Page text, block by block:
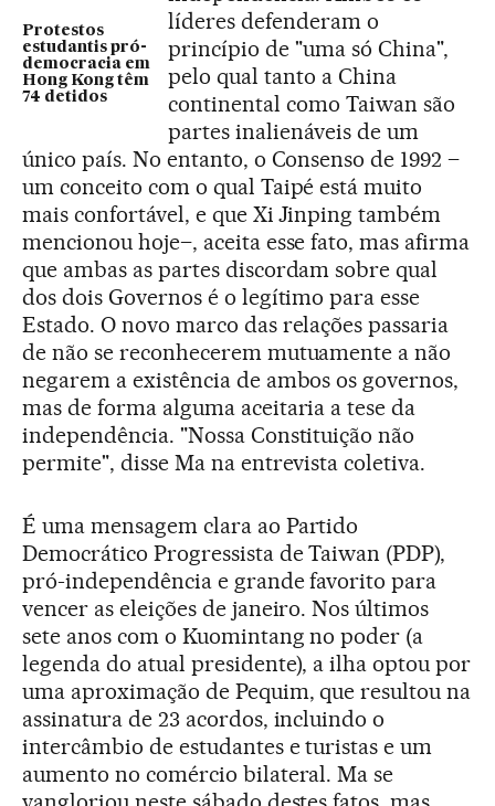
Protestos
estudantis pró-
democracia em
Hong Kong têm
74 detidos
líderes defenderam o
princípio de "uma só China",
pelo qual tanto a China
continental como Taiwan são
partes inalienáveis de um
único país. No entanto, o Consenso de 1992 –
um conceito com o qual Taipé está muito
mais confortável, e que Xi Jinping também
mencionou hoje–, aceita esse fato, mas afirma
que ambas as partes discordam sobre qual
dos dois Governos é o legítimo para esse
Estado. O novo marco das relações passaria
de não se reconhecerem mutuamente a não
negarem a existência de ambos os governos,
mas de forma alguma aceitaria a tese da
independência. "Nossa Constituição não
permite", disse Ma na entrevista coletiva.
É uma mensagem clara ao Partido
Democrático Progressista de Taiwan (PDP),
pró-independência e grande favorito para
vencer as eleições de janeiro. Nos últimos
sete anos com o Kuomintang no poder (a
legenda do atual presidente), a ilha optou por
uma aproximação de Pequim, que resultou na
assinatura de 23 acordos, incluindo o
intercâmbio de estudantes e turistas e um
aumento no comércio bilateral. Ma se